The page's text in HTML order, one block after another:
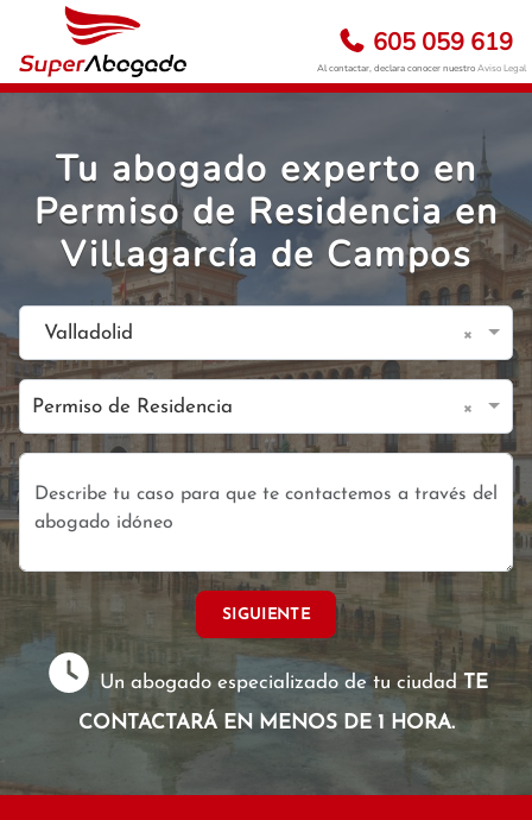
605 059 619
Al contactar, declara conocer nuestroAviso Legal
Tu abogado experto en
Permiso de Residencia en
Villagarcía de Campos
Valladolid ×
Permiso de Residencia ×
SIGUIENTE
Un abogado especializado de tu ciudadTE
CONTACTARÁ EN MENOS DE 1 HORA.